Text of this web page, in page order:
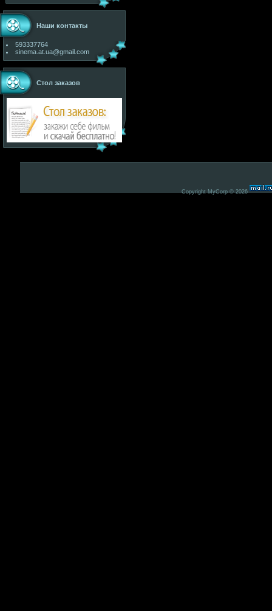
Наши контакты
593337764
sinema.at.ua@gmail.com
Стол заказов
Copyright MyCorp © 2026